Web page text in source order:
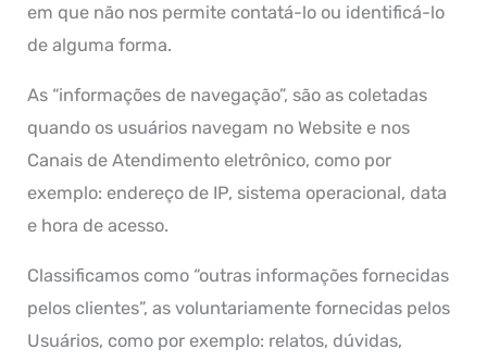
em que não nos permite contatá-lo ou identificá-lo
de alguma forma.
As “informações de navegação”, são as coletadas
quando os usuários navegam no Website e nos
Canais de Atendimento eletrônico, como por
exemplo: endereço de IP, sistema operacional, data
e hora de acesso.
Classificamos como “outras informações fornecidas
pelos clientes”, as voluntariamente fornecidas pelos
Usuários, como por exemplo: relatos, dúvidas,